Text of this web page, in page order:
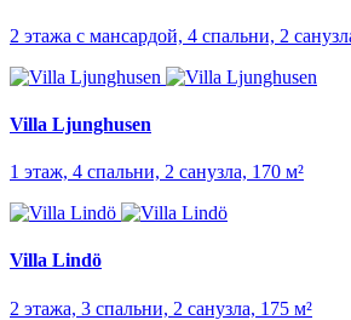
2 этажа с мансардой, 4 спальни, 2
Villa Ljunghusen
1 этаж, 4 спальни, 2 санузла, 170 м²
Villa Lindö
2 этажа, 3 спальни, 2 санузла, 175 м²